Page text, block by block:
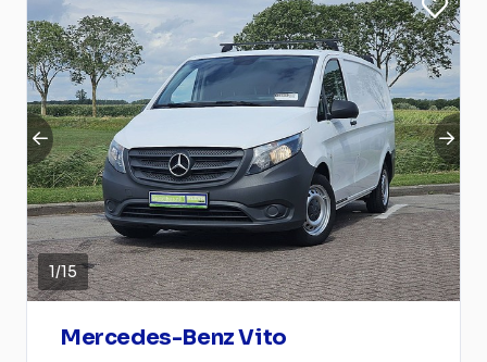
1/15
Mercedes-Benz Vito